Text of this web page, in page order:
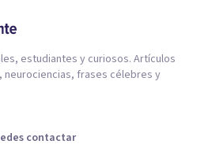
estudiantes y curiosos. Artículos
neurociencias, frases célebres y
contactar